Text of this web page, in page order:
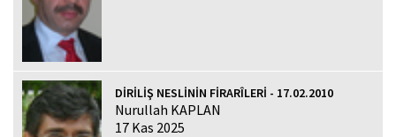
DİRİLİŞ NESLİNİN FİRARÎLERİ - 17.02.2010
Nurullah KAPLAN
17 Kas 2025